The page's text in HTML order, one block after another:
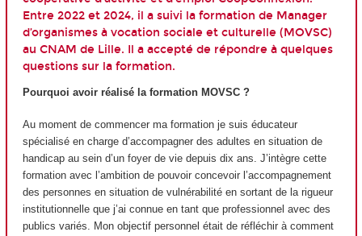
Entre 2022 et 2024, il a suivi la formation de Manager
d’organismes à vocation sociale et culturelle (MOVSC)
au CNAM de Lille. Il a accepté de répondre à quelques
questions sur la formation.
Pourquoi avoir réalisé la formation MOVSC ?
Au moment de commencer ma formation je suis éducateur
spécialisé en charge d’accompagner des adultes en situation de
handicap au sein d’un foyer de vie depuis dix ans. J’intègre cette
formation avec l’ambition de pouvoir concevoir l’accompagnement
des personnes en situation de vulnérabilité en sortant de la rigueur
institutionnelle que j’ai connue en tant que professionnel avec des
publics variés. Mon objectif personnel était de réfléchir à comment